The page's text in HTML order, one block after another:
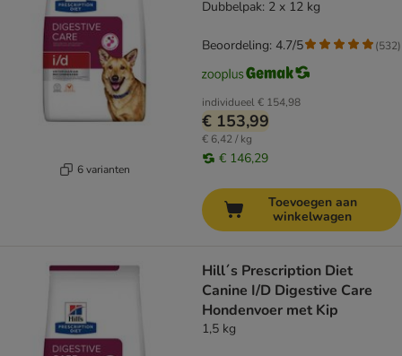
6 varianten
Dubbelpak: 2 x 12 kg
individueel€ 154,98
€ 153,99
€ 6,42 / kg
€ 146,29
Beoordeling: 4.7/5 (532)
Toevoegen aan
winkelwagen
Hill´s Prescription Diet
Canine I/D Digestive Care
Hondenvoer met Kip
1,5 kg